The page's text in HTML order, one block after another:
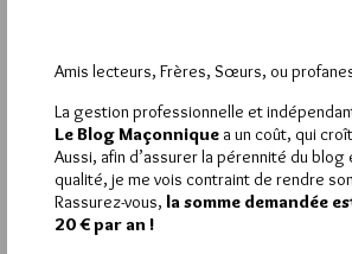
CASSUTO
9 JUIN 2013 À 18H15 / RÉPONDRE
bien d’accord. il est temps de prendre
risque d’être submergés par cette
la France est un pays de liberté, chacun y
Amis lecteurs, Frères, Sœurs, ou
La gestion professionnelle et
Le Blog Maçonnique a un coût, qui
Aussi, afin d’assurer la pérennité du
qualité, je me vois contraint de rendre
Rassurez-vous, la somme demandée
20 € par an !